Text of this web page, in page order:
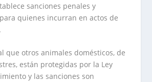
sanciones penales y
quienes incurran en actos de
que otros animales domésticos, de
están protegidas por la Ley
y las sanciones son